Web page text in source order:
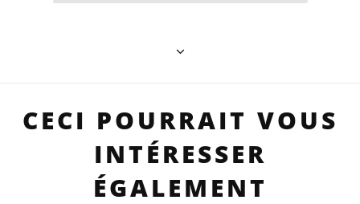
CECI POURRAIT VOUS
INTÉRESSER
ÉGALEMENT